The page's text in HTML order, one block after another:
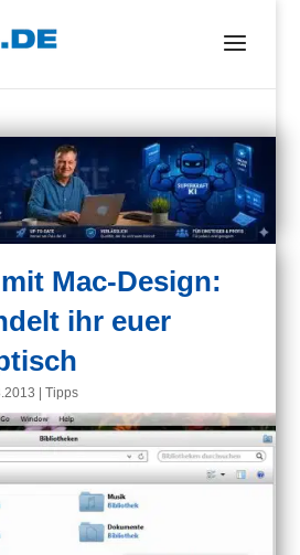
Mac-Design:
ihr euer
|Tipps